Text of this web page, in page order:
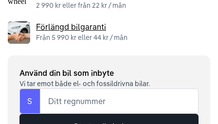
2 990 kr eller från 22 kr / mån
Förlängd bilgaranti
Från 5 990 kr eller 44 kr / mån
Använd din bil som inbyte
Vi tar emot både el- och fossildrivna bilar.
S Ditt regnummer